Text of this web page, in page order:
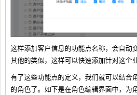
这样添加客户信息的功能点名称，会自动
其他的类似，这样可以快速添加针对这个
有了这些功能点的定义，我们就可以结合
的角色了。如下是在角色编辑界面中，为